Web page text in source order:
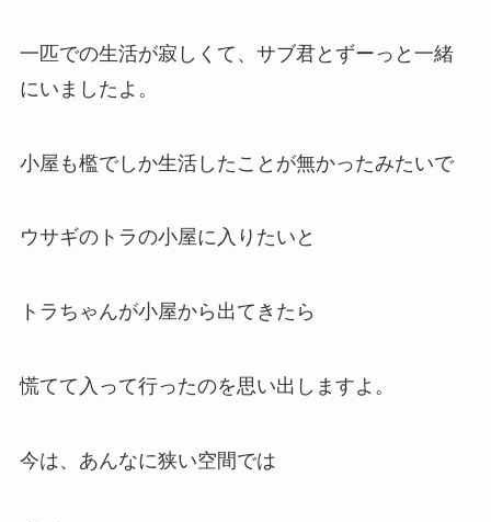
一匹での生活が寂しくて、サブ君とずーっと一緒
にいましたよ。
小屋も檻でしか生活したことが無かったみたいで
ウサギのトラの小屋に入りたいと
トラちゃんが小屋から出てきたら
慌てて入って行ったのを思い出しますよ。
今は、あんなに狭い空間では